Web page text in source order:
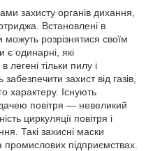
захисту органів дихання,
Встановлені в
можуть розрізнятися своїм
одинарні, які
тільки пилу і
захист від газів,
характеру. Існують
повітря — невеликий
циркуляції повітря і
Такі захисні маски
підприємствах.